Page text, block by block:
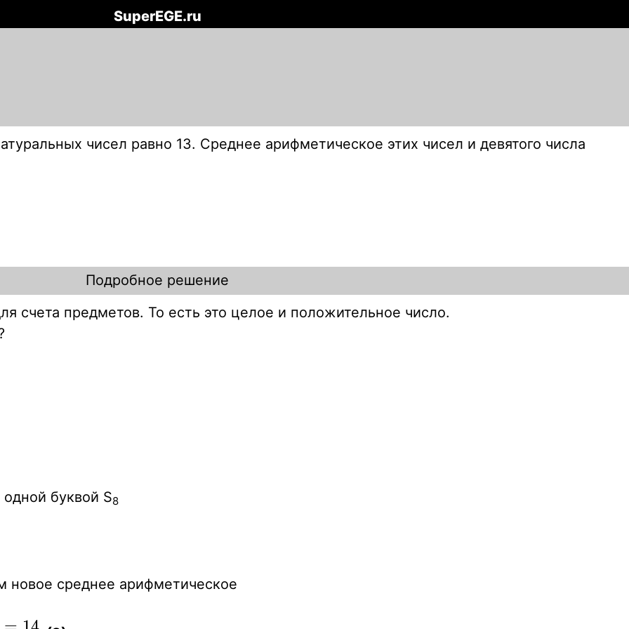
SuperEGE.ru
чисел равно 13. Среднее арифметическое этих чисел и девятого числа
Подробное решение
счета предметов. То есть это целое и положительное число.
буквой S8
новое среднее арифметическое